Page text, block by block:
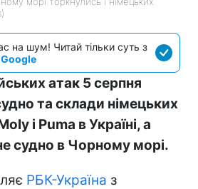
на шум! Читай тільки суть з
атак 5 серпня
та склади німецьких
і Puma в Україні, а
судно в Чорному морі.
РБК-Україна з